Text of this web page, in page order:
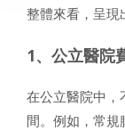
整體來看，呈現
1、公立醫院
在公立醫院中，
間。例如，常規